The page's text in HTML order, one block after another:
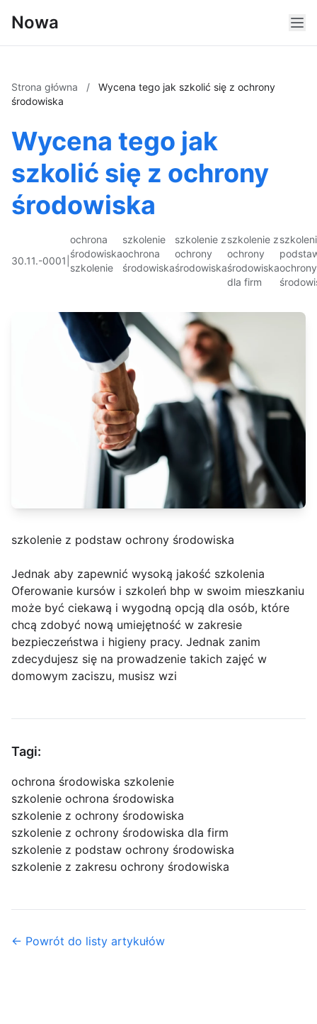
Nowa
Strona główna /
Wycena tego jak szkolić się z ochrony
środowiska
Wycena tego jak
szkolić się z ochrony
środowiska
30.11.-0001
ochrona
środowiska
szkolenie
szkolenie
ochrona
środowiska
szkolenie z
ochrony
środowiska
szkolenie z
ochrony
środowiska
dla firm
ochrony
szkolenie z podstaw ochrony środowiska
Jednak aby zapewnić wysoką jakość szkolenia
Oferowanie kursów i szkoleń bhp w swoim mieszkaniu
może być ciekawą i wygodną opcją dla osób, które
chcą zdobyć nową umiejętność w zakresie
bezpieczeństwa i higieny pracy. Jednak zanim
zdecydujesz się na prowadzenie takich zajęć w
domowym zaciszu, musisz wzi
Tagi:
ochrona środowiska szkolenie
szkolenie ochrona środowiska
szkolenie z ochrony środowiska
szkolenie z ochrony środowiska dla firm
szkolenie z podstaw ochrony środowiska
szkolenie z zakresu ochrony środowiska
← Powrót do listy artykułów